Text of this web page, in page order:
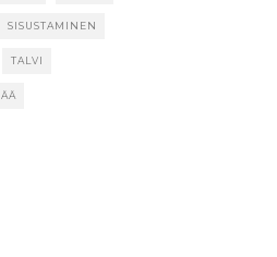
SISUSTAMINEN
TALVI